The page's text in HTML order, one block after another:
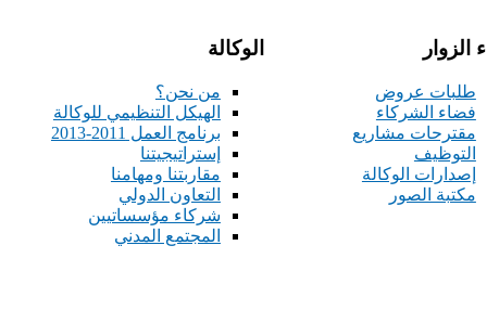
الوكالة
من نحن؟
الهيكل التنظيمي للوكالة
برنامج العمل 2011-2013
إستراتيجيتنا
مقاربتنا ومهامنا
التعاون الدولي
شركاء مؤسساتيين
المجتمع المدني
الزوار
طلبات عروض
فضاء الشركاء
مقترحات مشاريع
التوظيف
إصدارات الوكالة
مكتبة الصور